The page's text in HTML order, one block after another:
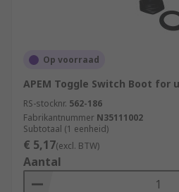
Op voorraad
APEM Toggle Switch Boot for
RS-stocknr. 562-186
Fabrikantnummer N35111002
Subtotaal (1 eenheid)
€ 5,17(excl. BTW)
Aantal